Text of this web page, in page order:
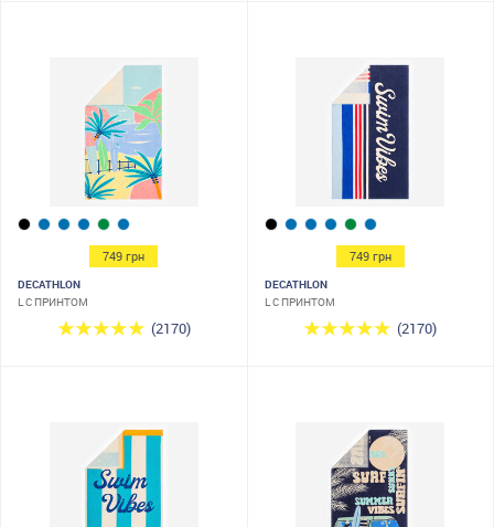
749 грн
DECATHLON
L С ПРИНТОМ
(2170)
749 грн
DECATHLON
L С ПРИНТОМ
(2170)